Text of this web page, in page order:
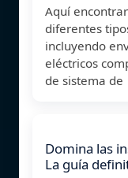
Aquí
diferentes
incluyendo
eléctricos
de sistema de
Domina las
La guía